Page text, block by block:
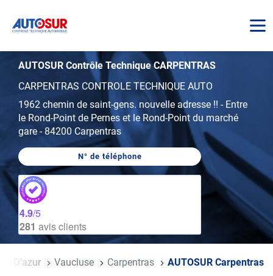
AUTOSUR Contrôle Technique CARPENTRAS
CARPENTRAS CONTROLE TECHNIQUE AUTO
1962 chemin de saint-gens. nouvelle adresse !! - Entre
le Rond-Point de Pernes et le Rond-Point du marché
gare - 84200 Carpentras
N° de téléphone
AFFICHER
CARPENTRAS
4.9/5
281 avis clients
D'azur Vaucluse Carpentras AUTOSUR Carpentras